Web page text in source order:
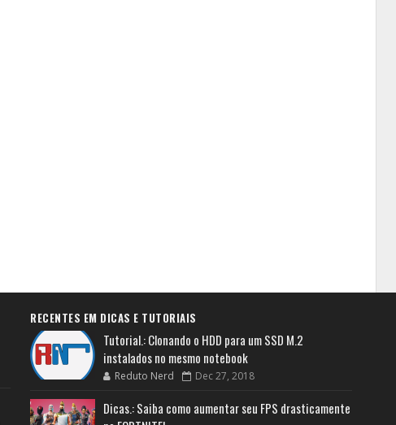
RECENTES EM DICAS E TUTORIAIS
Tutorial.: Clonando o HDD para um SSD M.2
instalados no mesmo notebook
Reduto Nerd Dec 27, 2018
Dicas.: Saiba como aumentar seu FPS drasticamente